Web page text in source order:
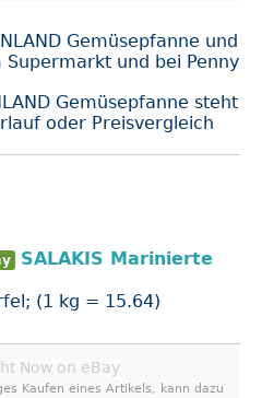
Gemüsepfanne und
und bei Penny
Gemüsepfanne steht
oder Preisvergleich
SALAKIS Marinierte
(1 kg = 15.64)
Now on eBay
Kaufen eines Artikels, kann dazu